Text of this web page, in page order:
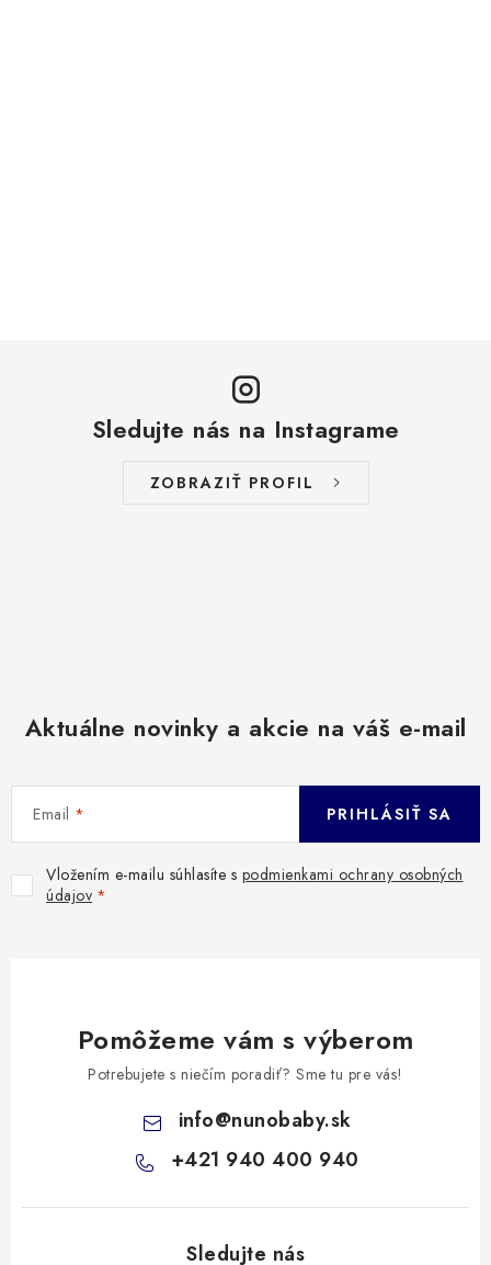
Sledujte nás na Instagrame
ZOBRAZIŤ PROFIL
Aktuálne novinky a akcie na váš e-mail
Email
Vložením e-mailu súhlasíte s podmienkami ochrany osobných
údajov
PRIHLÁSIŤ SA
Pomôžeme vám s výberom
Potrebujete s niečím poradiť? Sme tu pre vás!
info@nunobaby.sk
+421 940 400 940